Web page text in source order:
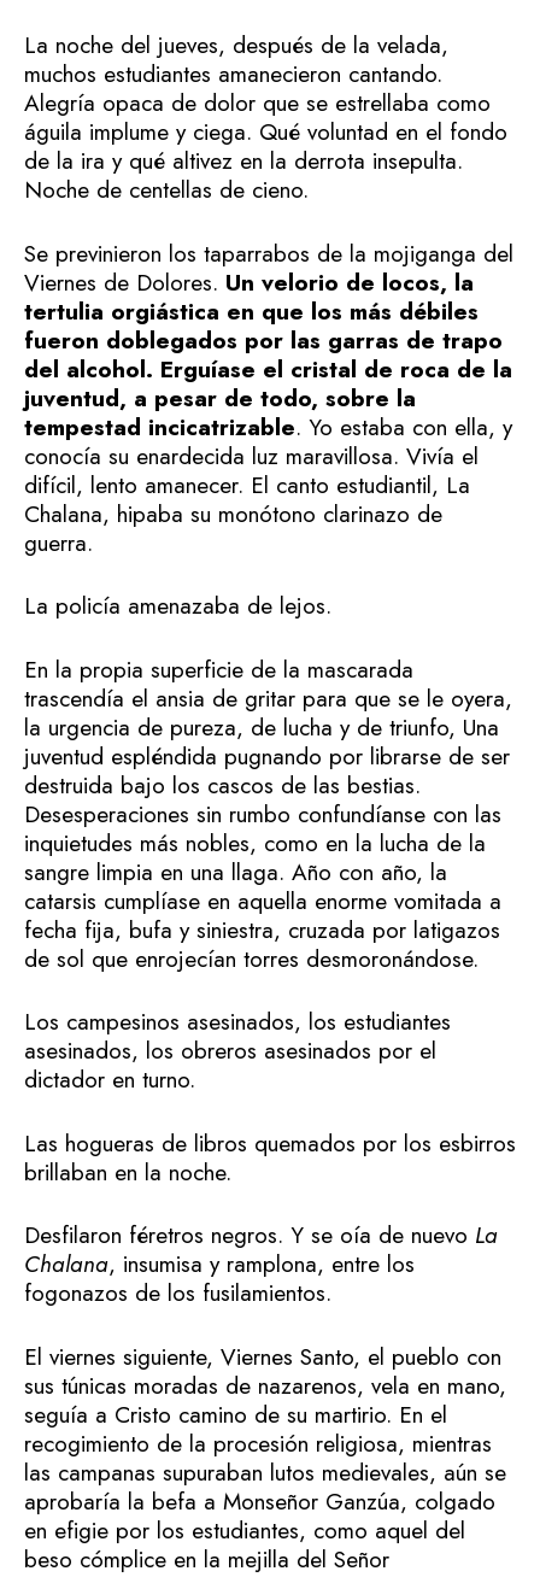
La noche del jueves, después de la velada,
muchos estudiantes amanecieron cantando.
Alegría opaca de dolor que se estrellaba como
águila implume y ciega. Qué voluntad en el fondo
de la ira y qué altivez en la derrota insepulta.
Noche de centellas de cieno.
Se previnieron los taparrabos de la mojiganga del
Viernes de Dolores. Un velorio de locos, la
tertulia orgiástica en que los más débiles
fueron doblegados por las garras de trapo
del alcohol. Erguíase el cristal de roca de la
juventud, a pesar de todo, sobre la
tempestad incicatrizable. Yo estaba con ella, y
conocía su enardecida luz maravillosa. Vivía el
difícil, lento amanecer. El canto estudiantil, La
Chalana, hipaba su monótono clarinazo de
guerra.
La policía amenazaba de lejos.
En la propia superficie de la mascarada
trascendía el ansia de gritar para que se le oyera,
la urgencia de pureza, de lucha y de triunfo, Una
juventud espléndida pugnando por librarse de ser
destruida bajo los cascos de las bestias.
Desesperaciones sin rumbo confundíanse con las
inquietudes más nobles, como en la lucha de la
sangre limpia en una llaga. Año con año, la
catarsis cumplíase en aquella enorme vomitada a
fecha fija, bufa y siniestra, cruzada por latigazos
de sol que enrojecían torres desmoronándose.
Los campesinos asesinados, los estudiantes
asesinados, los obreros asesinados por el
dictador en turno.
Las hogueras de libros quemados por los esbirros
brillaban en la noche.
Desfilaron féretros negros. Y se oía de nuevo La
Chalana, insumisa y ramplona, entre los
fogonazos de los fusilamientos.
El viernes siguiente, Viernes Santo, el pueblo con
sus túnicas moradas de nazarenos, vela en mano,
seguía a Cristo camino de su martirio. En el
recogimiento de la procesión religiosa, mientras
las campanas supuraban lutos medievales, aún se
aprobaría la befa a Monseñor Ganzúa, colgado
en efigie por los estudiantes, como aquel del
beso cómplice en la mejilla del Señor